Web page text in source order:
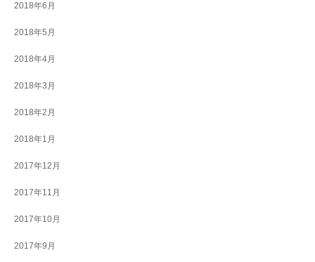
2018年6月
2018年5月
2018年4月
2018年3月
2018年2月
2018年1月
2017年12月
2017年11月
2017年10月
2017年9月